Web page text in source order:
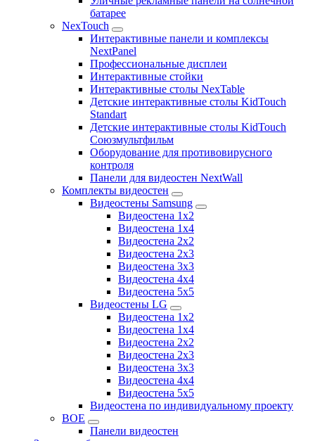
батарее
NexTouch
Интерактивные панели и комплексы
NextPanel
Профессиональные дисплеи
Интерактивные стойки
Интерактивные столы NexTable
Детские интерактивные столы KidTouch
Standart
Детские интерактивные столы KidTouch
Союзмультфильм
Оборудование для противовирусного
контроля
Панели для видеостен NextWall
Комплекты видеостен
Видеостены Samsung
Видеостена 1x2
Видеостена 1x4
Видеостена 2x2
Видеостена 2х3
Видеостена 3x3
Видеостена 4x4
Видеостена 5x5
Видеостены LG
Видеостена 1x2
Видеостена 1x4
Видеостена 2x2
Видеостена 2x3
Видеостена 3x3
Видеостена 4x4
Видеостена 5x5
Видеостена по индивидуальному проекту
BOE
Панели видеостен